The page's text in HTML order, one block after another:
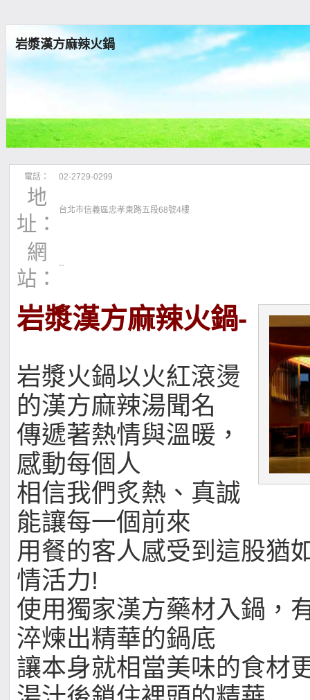
岩漿漢方麻辣火鍋
電話： 02-2729-0299
地
址：
台北市信義區忠孝東路五段68號4樓
網
站：
--
岩漿漢方麻辣火鍋-
岩漿火鍋以火紅滾燙
的漢方麻辣湯聞名
傳遞著熱情與溫暖，
感動每個人
相信我們炙熱、真誠
能讓每一個前來
用餐的客人感受到這股猶
情活力!
使用獨家漢方藥材入鍋，
淬煉出精華的鍋底
讓本身就相當美味的食材